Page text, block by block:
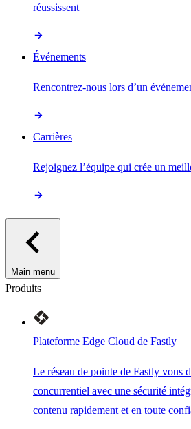
réussissent
Événements
Rencontrez-nous lors d’un
Carrières
Rejoignez l’équipe qui crée un
Main menu
Produits
Plateforme Edge Cloud de Fastly
Le réseau de pointe de Fastly vous
concurrentiel avec une sécurité
contenu rapidement et en toute